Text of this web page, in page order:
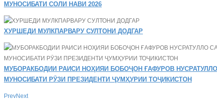
МУНОСИБАТИ СОЛИ НАВИ 2026
ХУРШЕДИ МУЛКПАРВАРУ СУЛТОНИ ДОДГАР
МУБОРАКБОДИИ РАИСИ НОҲИЯИ БОБОҶОН ҒАФУРОВ
МУНОСИБАТИ РӮЗИ ПРЕЗИДЕНТИ ҶУМҲУРИИ ТОҶИКИСТОН
PrevNext